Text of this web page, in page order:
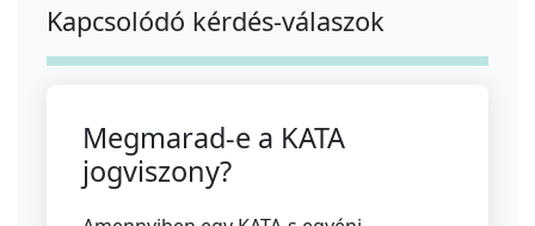
Kapcsolódó kérdés-válaszok
Megmarad-e a KATA
jogviszony?